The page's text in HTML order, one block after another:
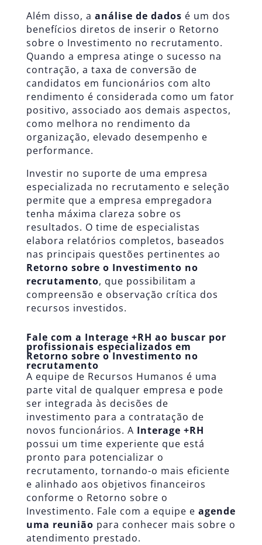
Além disso, a análise de dados é um dos
benefícios diretos de inserir o Retorno
sobre o Investimento no recrutamento.
Quando a empresa atinge o sucesso na
contração, a taxa de conversão de
candidatos em funcionários com alto
rendimento é considerada como um fator
positivo, associado aos demais aspectos,
como melhora no rendimento da
organização, elevado desempenho e
performance.
Investir no suporte de uma empresa
especializada no recrutamento e seleção
permite que a empresa empregadora
tenha máxima clareza sobre os
resultados. O time de especialistas
elabora relatórios completos, baseados
nas principais questões pertinentes ao
Retorno sobre o Investimento no
recrutamento, que possibilitam a
compreensão e observação crítica dos
recursos investidos.
Fale com a Interage +RH ao buscar por
profissionais especializados em
Retorno sobre o Investimento no
recrutamento
A equipe de Recursos Humanos é uma
parte vital de qualquer empresa e pode
ser integrada às decisões de
investimento para a contratação de
novos funcionários. A Interage +RH
possui um time experiente que está
pronto para potencializar o
recrutamento, tornando-o mais eficiente
e alinhado aos objetivos financeiros
conforme o Retorno sobre o
Investimento. Fale com a equipe e agende
uma reunião para conhecer mais sobre o
atendimento prestado.